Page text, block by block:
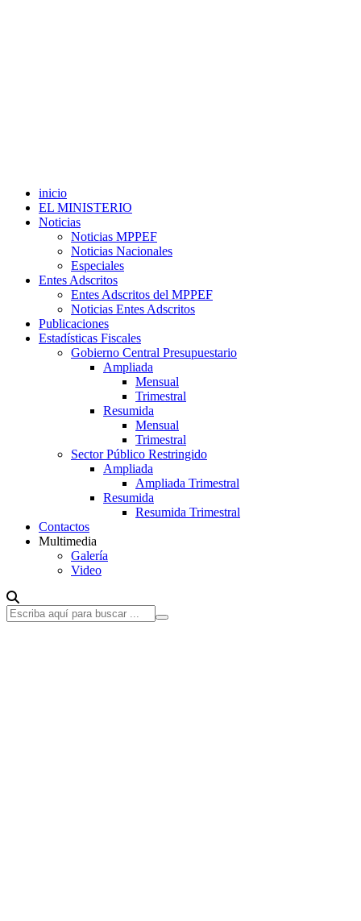
inicio
EL MINISTERIO
Noticias
Noticias MPPEF
Noticias Nacionales
Especiales
Entes Adscritos
Entes Adscritos del MPPEF
Noticias Entes Adscritos
Publicaciones
Estadísticas Fiscales
Gobierno Central Presupuestario
Ampliada
Mensual
Trimestral
Resumida
Mensual
Trimestral
Sector Público Restringido
Ampliada
Ampliada Trimestral
Resumida
Resumida Trimestral
Contactos
Multimedia
Galería
Video